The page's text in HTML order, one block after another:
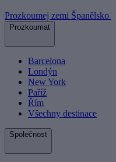
Prozkoumej zemi Španělsko
Prozkoumat
Barcelona
Londýn
New York
Paříž
Řím
Všechny destinace
Společnost